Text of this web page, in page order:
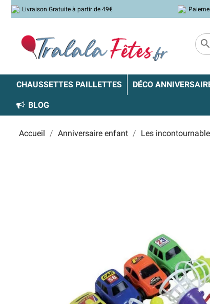
Livraison Gratuite à partir de 49€
search
CHAUSSETTES PAILLETTES DÉCO
BLOG
Accueil Anniversaire enfant Les